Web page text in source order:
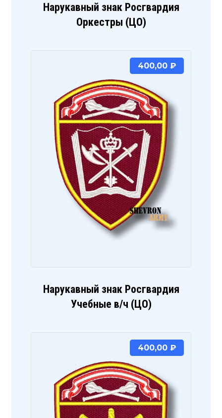
Нарукавный знак Росгвардия
Оркестры (ЦО)
Нарукавный знак Росгвардия
Учебные в/ч (ЦО)
400,00 ₽
400,00 ₽